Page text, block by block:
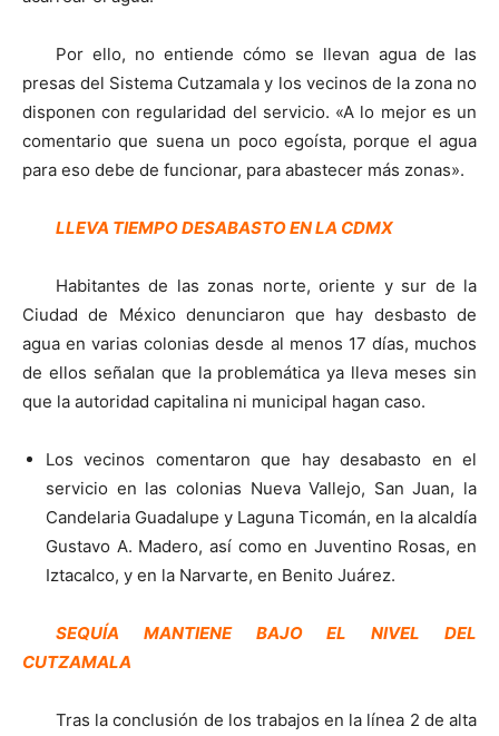
Por ello, no entiende cómo se llevan agua de las
presas del Sistema Cutzamala y los vecinos de la zona no
disponen con regularidad del servicio. «A lo mejor es un
comentario que suena un poco egoísta, porque el agua
para eso debe de funcionar, para abastecer más zonas».
LLEVA TIEMPO DESABASTO EN LA CDMX
Habitantes de las zonas norte, oriente y sur de la
Ciudad de México denunciaron que hay desbasto de
agua en varias colonias desde al menos 17 días, muchos
de ellos señalan que la problemática ya lleva meses sin
que la autoridad capitalina ni municipal hagan caso.
Los vecinos comentaron que hay desabasto en el
servicio en las colonias Nueva Vallejo, San Juan, la
Candelaria Guadalupe y Laguna Ticomán, en la alcaldía
Gustavo A. Madero, así como en Juventino Rosas, en
Iztacalco, y en la Narvarte, en Benito Juárez.
SEQUÍA MANTIENE BAJO EL NIVEL DEL
CUTZAMALA
Tras la conclusión de los trabajos en la línea 2 de alta